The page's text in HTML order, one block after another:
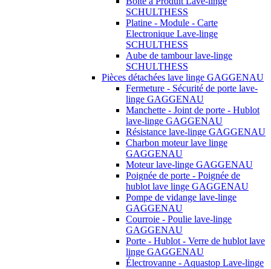
SCHULTHESS
Platine - Module - Carte
Electronique Lave-linge
SCHULTHESS
Aube de tambour lave-linge
SCHULTHESS
Pièces détachées lave linge GAGGENAU
Fermeture - Sécurité de porte lave-
linge GAGGENAU
Manchette - Joint de porte - Hublot
lave-linge GAGGENAU
Résistance lave-linge GAGGENAU
Charbon moteur lave linge
GAGGENAU
Moteur lave-linge GAGGENAU
Poignée de porte - Poignée de
hublot lave linge GAGGENAU
Pompe de vidange lave-linge
GAGGENAU
Courroie - Poulie lave-linge
GAGGENAU
Porte - Hublot - Verre de hublot lave
linge GAGGENAU
Électrovanne - Aquastop Lave-linge